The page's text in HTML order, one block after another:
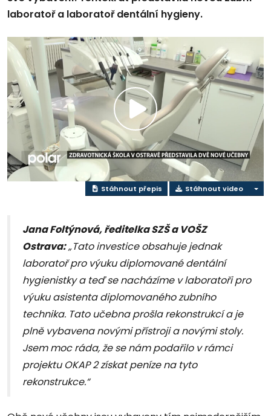
laboratoř a laboratoř dentální hygieny.
Přehrát
video
Stáhnout přepis Stáhnout video
Jana Foltýnová, ředitelka SZŠ a VOŠZ
Ostrava:„Tato investice obsahuje jednak
laboratoř pro výuku diplomované dentální
hygienistky a teď se nacházíme v laboratoři pro
výuku asistenta diplomovaného zubního
technika. Tato učebna prošla rekonstrukcí a je
plně vybavena novými přístroji a novými stoly.
Jsem moc ráda, že se nám podařilo v rámci
projektu OKAP 2 získat peníze na tyto
rekonstrukce.“